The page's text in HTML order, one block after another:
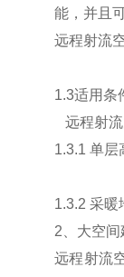
能，并且
远程射流
1.3适用条
远程射流
1.3.1 单
1.3.2 采暖
2、大空
远程射流